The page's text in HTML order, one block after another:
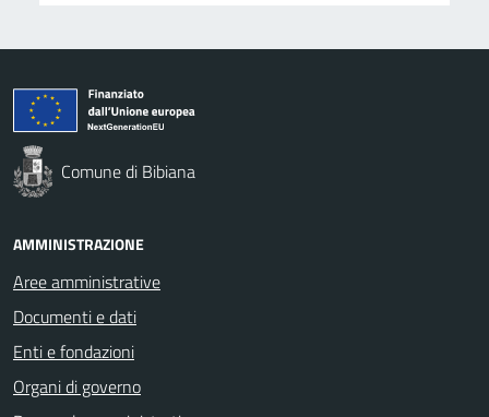
Comune di Bibiana
AMMINISTRAZIONE
Aree amministrative
Documenti e dati
Enti e fondazioni
Organi di governo